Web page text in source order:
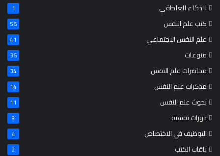
الذكاء العاطفي 1
كتب علم النفس 56
علم النفس الاجتماعي 41
منوعات 36
محاضرات علم النفس 34
مذكرات علم النفس 14
بحوث علم النفس 11
دورات نفسية 9
التوظيف في الاختصاص 4
باقات الكتب 2